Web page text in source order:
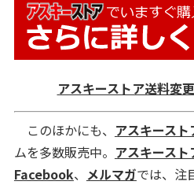
アスキーストア送料変
このほかにも、 アスキースト
ムを多数販売中。 アスキース
Facebook、 メルマガでは、注